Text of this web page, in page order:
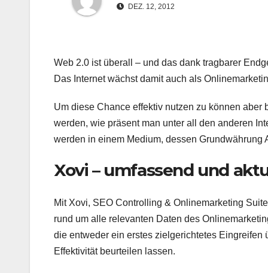
DEZ. 12, 2012
Web 2.0 ist überall – und das dank tragbarer
Das Internet wächst damit auch als
Um diese Chance effektiv nutzen zu können aber
werden, wie präsent man unter all den anderen
werden in einem Medium, dessen Grundwährung
Xovi – umfassend und
Mit Xovi, SEO Controlling & Onlinemarketing
rund um alle relevanten Daten des
die entweder ein erstes zielgerichtetes Eingreifen
Effektivität beurteilen lassen.